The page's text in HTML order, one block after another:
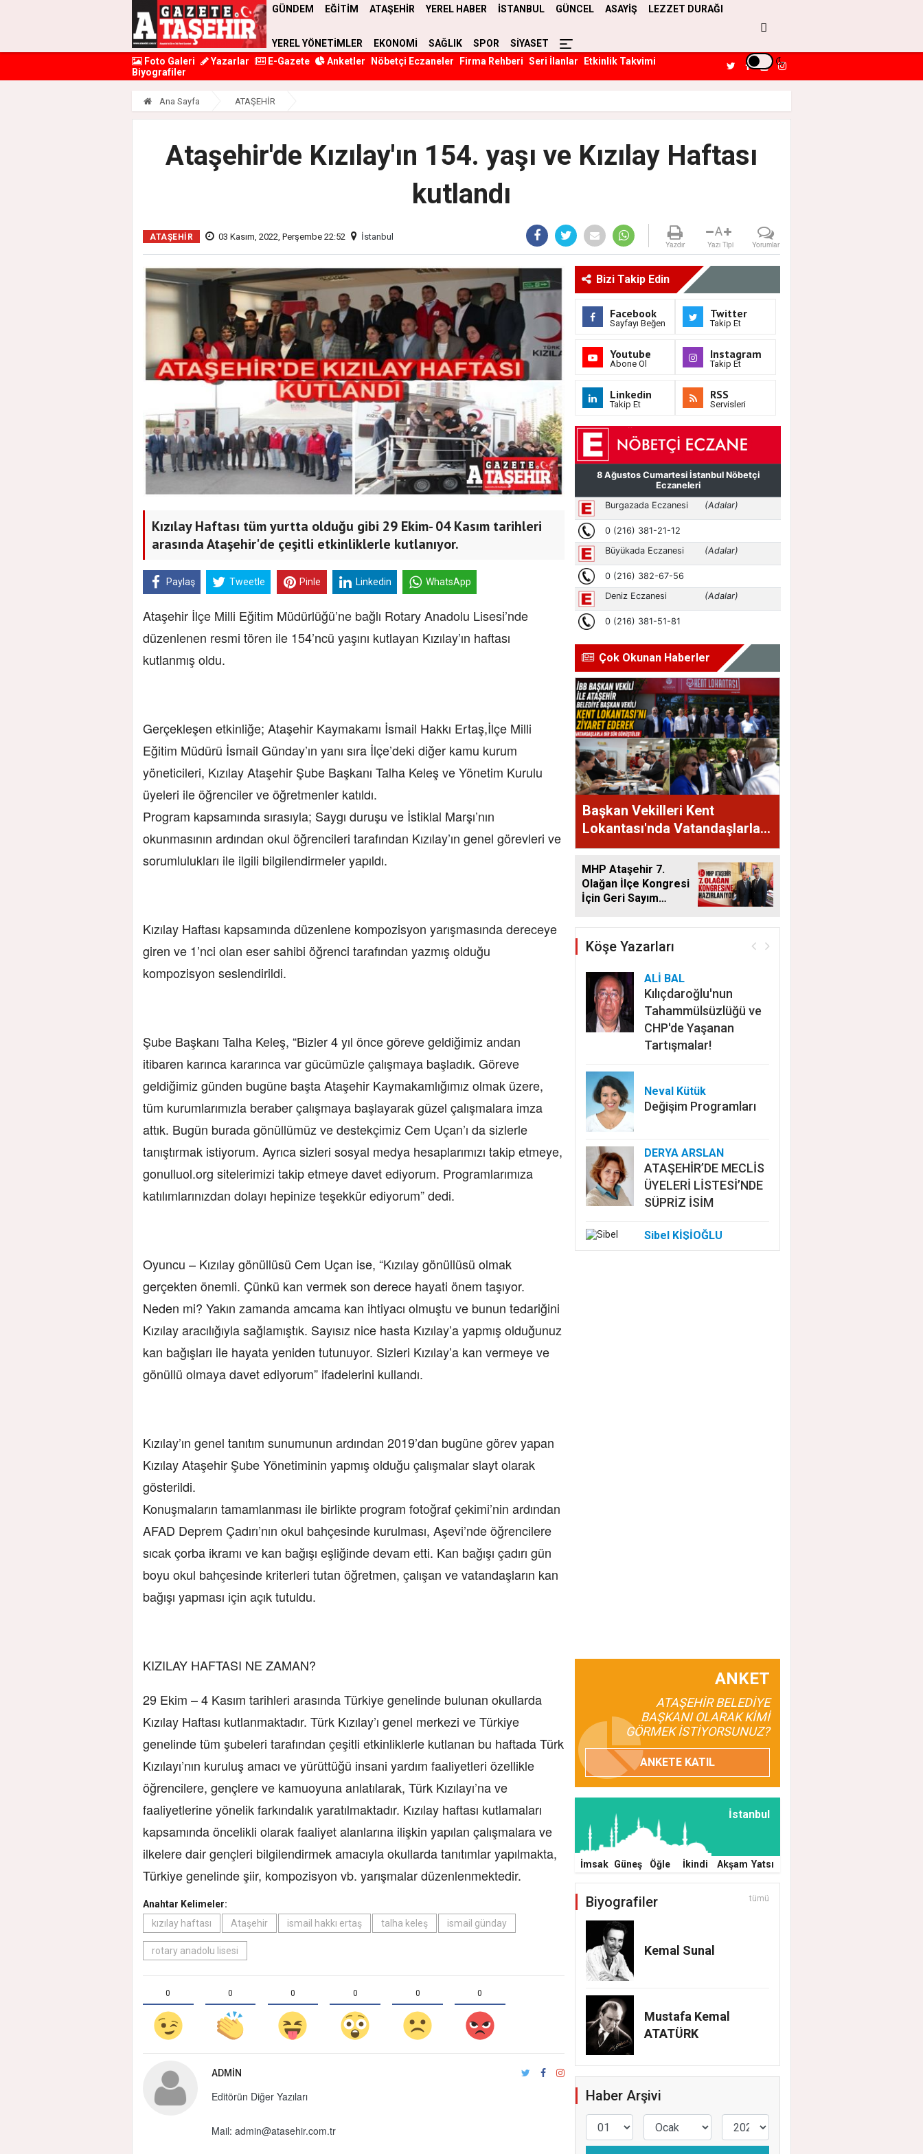
GÜNDEM EĞİTİM ATAŞEHİR YEREL HABER İSTANBUL GÜNCEL ASAYİŞ LEZZET DURAĞI
YEREL YÖNETİMLER EKONOMİ SAĞLIK SPOR
SİYASET
Foto Galeri
Yazarlar E-Gazete Anketler Nöbetçi Eczaneler Firma Rehberi Seri İlanlar
Etkinlik Takvimi
Biyografiler
Ana Sayfa ATAŞEHİR
Ataşehir'de Kızılay'ın 154. yaşı ve Kızılay Haftası
kutlandı
ATAŞEHİR 03 Kasım, 2022, Perşembe 22:52 İstanbul
Yazdır
A
Yazı Tipi Yorumlar
Kızılay Haftası tüm yurtta olduğu gibi 29 Ekim- 04 Kasım tarihleri
arasında Ataşehir'de çeşitli etkinliklerle kutlanıyor.
Paylaş Tweetle Pinle Linkedin WhatsApp
Ataşehir İlçe Milli Eğitim Müdürlüğü’ne bağlı Rotary Anadolu Lisesi’nde
düzenlenen resmi tören ile 154’ncü yaşını kutlayan Kızılay’ın haftası
kutlanmış oldu.
Gerçekleşen etkinliğe; Ataşehir Kaymakamı İsmail Hakkı Ertaş,İlçe Milli
Eğitim Müdürü İsmail Günday’ın yanı sıra İlçe’deki diğer kamu kurum
yöneticileri, Kızılay Ataşehir Şube Başkanı Talha Keleş ve Yönetim Kurulu
üyeleri ile öğrenciler ve öğretmenler katıldı.
Program kapsamında sırasıyla; Saygı duruşu ve İstiklal Marşı’nın
okunmasının ardından okul öğrencileri tarafından Kızılay’ın genel görevleri ve
sorumlulukları ile ilgili bilgilendirmeler yapıldı.
Kızılay Haftası kapsamında düzenlene kompozisyon yarışmasında dereceye
giren ve 1’nci olan eser sahibi öğrenci tarafından yazmış olduğu
kompozisyon seslendirildi.
Şube Başkanı Talha Keleş, “Bizler 4 yıl önce göreve geldiğimiz andan
itibaren karınca kararınca var gücümüzle çalışmaya başladık. Göreve
geldiğimiz günden bugüne başta Ataşehir Kaymakamlığımız olmak üzere,
tüm kurumlarımızla beraber çalışmaya başlayarak güzel çalışmalara imza
attık. Bugün burada gönüllümüz ve destekçimiz Cem Uçan’ı da sizlerle
tanıştırmak istiyorum. Ayrıca sizleri sosyal medya hesaplarımızı takip etmeye,
gonulluol.org sitelerimizi takip etmeye davet ediyorum. Programlarımıza
katılımlarınızdan dolayı hepinize teşekkür ediyorum” dedi.
Oyuncu – Kızılay gönüllüsü Cem Uçan ise, “Kızılay gönüllüsü olmak
gerçekten önemli. Çünkü kan vermek son derece hayati önem taşıyor.
Neden mi? Yakın zamanda amcama kan ihtiyacı olmuştu ve bunun tedariğini
Kızılay aracılığıyla sağlamıştık. Sayısız nice hasta Kızılay’a yapmış olduğunuz
kan bağışları ile hayata yeniden tutunuyor. Sizleri Kızılay’a kan vermeye ve
gönüllü olmaya davet ediyorum” ifadelerini kullandı.
Kızılay’ın genel tanıtım sunumunun ardından 2019’dan bugüne görev yapan
Kızılay Ataşehir Şube Yönetiminin yapmış olduğu çalışmalar slayt olarak
gösterildi.
Konuşmaların tamamlanması ile birlikte program fotoğraf çekimi’nin ardından
AFAD Deprem Çadırı’nın okul bahçesinde kurulması, Aşevi’nde öğrencilere
sıcak çorba ikramı ve kan bağışı eşliğinde devam etti. Kan bağışı çadırı gün
boyu okul bahçesinde kriterleri tutan öğretmen, çalışan ve vatandaşların kan
bağışı yapması için açık tutuldu.
KIZILAY HAFTASI NE ZAMAN?
29 Ekim – 4 Kasım tarihleri arasında Türkiye genelinde bulunan okullarda
Kızılay Haftası kutlanmaktadır. Türk Kızılay’ı genel merkezi ve Türkiye
genelinde tüm şubeleri tarafından çeşitli etkinliklerle kutlanan bu haftada Türk
Kızılayı’nın kuruluş amacı ve yürüttüğü insani yardım faaliyetleri özellikle
öğrencilere, gençlere ve kamuoyuna anlatılarak, Türk Kızılayı’na ve
faaliyetlerine yönelik farkındalık yaratılmaktadır. Kızılay haftası kutlamaları
kapsamında öncelikli olarak faaliyet alanlarına ilişkin yapılan çalışmalara ve
ilkelere dair gençleri bilgilendirmek amacıyla okullarda tanıtımlar yapılmakta,
Türkiye genelinde şiir, kompozisyon vb. yarışmalar düzenlenmektedir.
Anahtar Kelimeler:
kızılay haftası
Ataşehir ismail hakkı ertaş talha keleş ismail günday
rotary anadolu lisesi
0 0 0 0 0 0
ADMIN
Editörün Diğer Yazıları
Mail: admin@atasehir.com.tr
Bizi Takip Edin
Facebook
Sayfayı Beğen
Twitter
Takip Et
Youtube
Abone Ol
Instagram
Takip Et
Linkedin
Takip Et
RSS
Servisleri
Çok Okunan Haberler
Başkan Vekilleri Kent
Lokantası'nda Vatandaşlarla
Bir Araya Geldi
MHP Ataşehir 7.
Olağan İlçe Kongresi
İçin Geri Sayım
Köşe Yazarları
ALİ BAL
Kılıçdaroğlu'nun
Tahammülsüzlüğü ve
CHP'de Yaşanan
Tartışmalar!
Neval Kütük
Değişim Programları
DERYA ARSLAN
ATAŞEHİR’DE MECLİS
ÜYELERİ LİSTESİ’NDE
SÜPRİZ İSİM
Sibel KİŞİOĞLU
EUROVISION'DA
ANKET
ATAŞEHİR BELEDİYE
BAŞKANI OLARAK KİMİ
GÖRMEK İSTİYORSUNUZ?
ANKETE KATIL
İstanbul
İmsak Güneş Öğle İkindi Akşam Yatsı
Biyografiler tümü
Kemal Sunal
Mustafa Kemal
ATATÜRK
Haber Arşivi